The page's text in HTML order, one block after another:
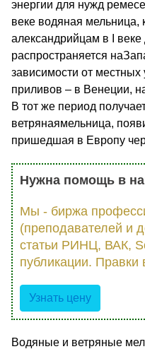
энергии для нужд
веке водяная мельница,
александрийцам в I
распространяется
зависимости от
приливов – в Венеции,
В тот же период
ветрянаямельница,
пришедшая в Европу
Нужна помощь в
Мы - биржа
(преподавателей и
статьи РИНЦ, ВАК,
публикации. Правки
Узнать цену
Водяные и ветряные